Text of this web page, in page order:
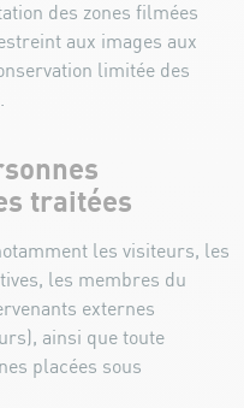
des zones filmées
aux images aux
limitée des
traitées
les visiteurs, les
les membres du
externes
ainsi que toute
placées sous